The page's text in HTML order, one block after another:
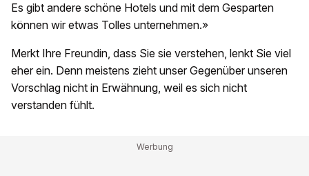
Es gibt andere schöne Hotels und mit dem Gesparten
können wir etwas Tolles unternehmen.»
Merkt Ihre Freundin, dass Sie sie verstehen, lenkt Sie viel
eher ein. Denn meistens zieht unser Gegenüber unseren
Vorschlag nicht in Erwähnung, weil es sich nicht
verstanden fühlt.